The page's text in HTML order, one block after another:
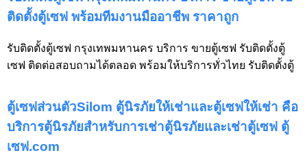
ติดตั้งตู้เซฟ พร้อมทีมงานมืออาชีพ ราคาถูก
รับติดตั้งตู้เซฟ กรุงเทพมหานคร บริการ ขายตู้เซฟ รับติดตั้งตู้
เซฟ ติดต่อสอบถามได้ตลอด พร้อมให้บริการทั่วไทย รับติดตั้งตู้
ตู้เซฟส่วนตัวSilom ตู้นิรภัยให้เช่าและตู้เซฟให้เช่า คือ
บริการตู้นิรภัยสำหรับการเช่าตู้นิรภัยและเช่าตู้เซฟ ตู้
เซฟ.com